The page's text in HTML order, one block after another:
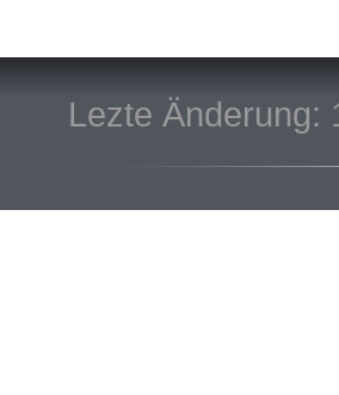
Lezte Änderung: